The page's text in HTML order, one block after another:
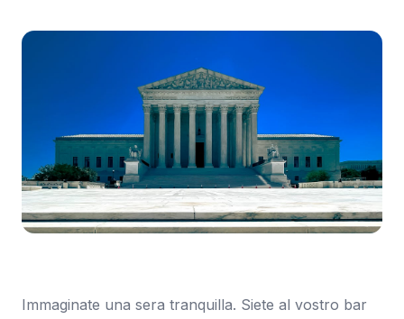
Immaginate una sera tranquilla. Siete al vostro bar